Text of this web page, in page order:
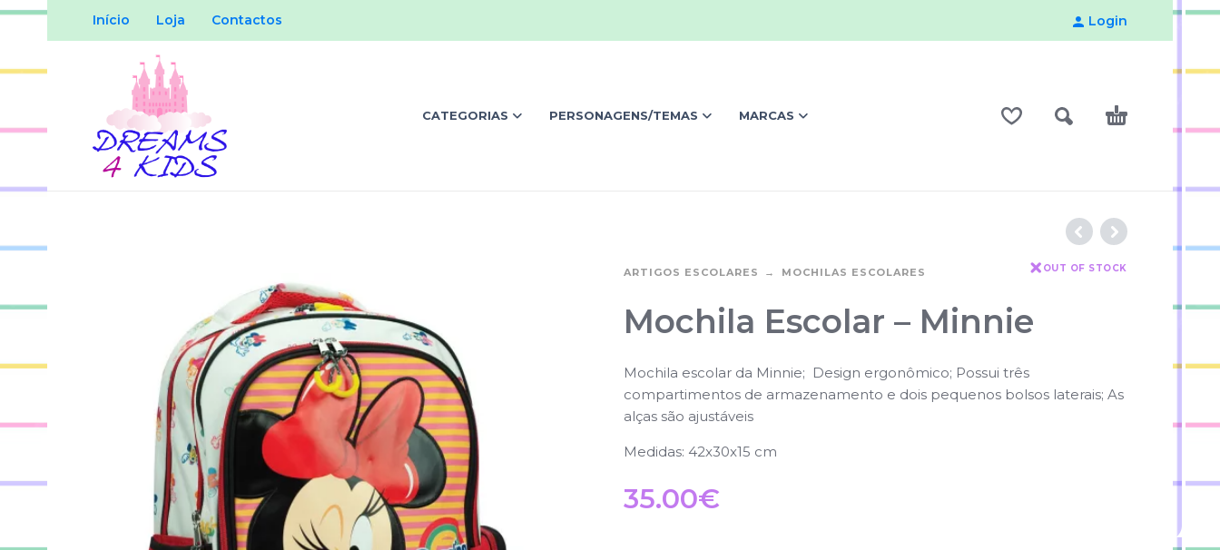
Início Loja Contactos Login
CATEGORIAS PERSONAGENS/TEMAS MARCAS
ARTIGOS ESCOLARES MOCHILAS ESCOLARES OUT OF STOCK
Mochila Escolar – Minnie
Mochila escolar da Minnie; Design ergonômico; Possui três
compartimentos de armazenamento e dois pequenos bolsos laterais; As
alças são ajustáveis
Medidas: 42x30x15 cm
35.00€